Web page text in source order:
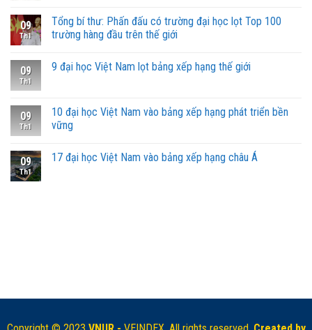
09
Th1
Tổng bí thư: Phấn đấu có trường đại học lọt Top 100
trường hàng đầu trên thế giới
09
Th1
9 đại học Việt Nam lọt bảng xếp hạng thế giới
09
Th1
10 đại học Việt Nam vào bảng xếp hạng phát triển bền
vững
09
Th1
17 đại học Việt Nam vào bảng xếp hạng châu Á